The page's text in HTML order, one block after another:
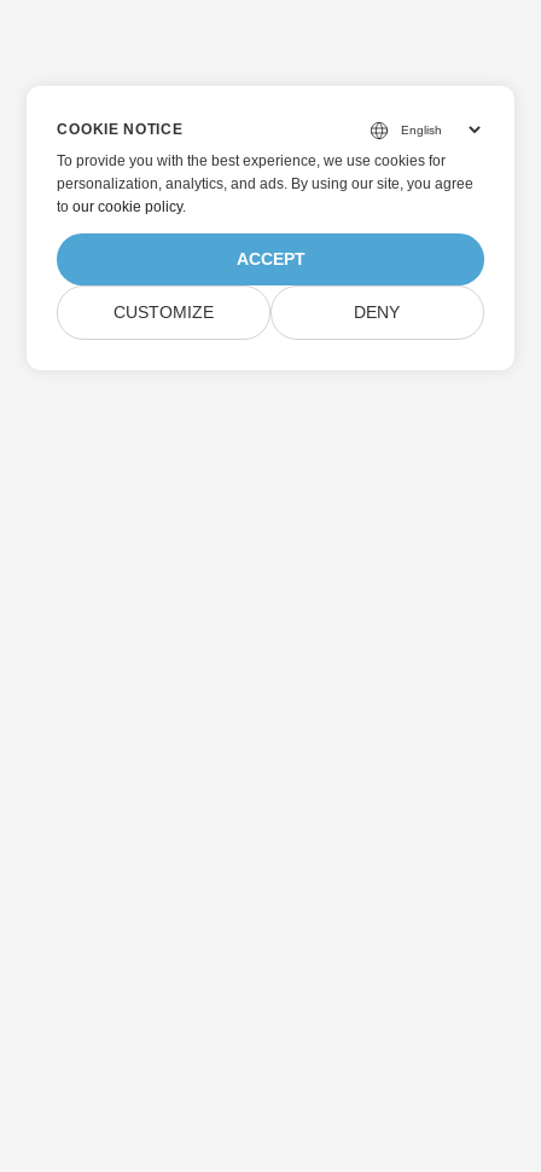
COOKIE NOTICE
To provide you with the best experience, we use cookies for
personalization, analytics, and ads. By using our site, you agree
toour cookie policy.
ACCEPT
CUSTOMIZE DENY